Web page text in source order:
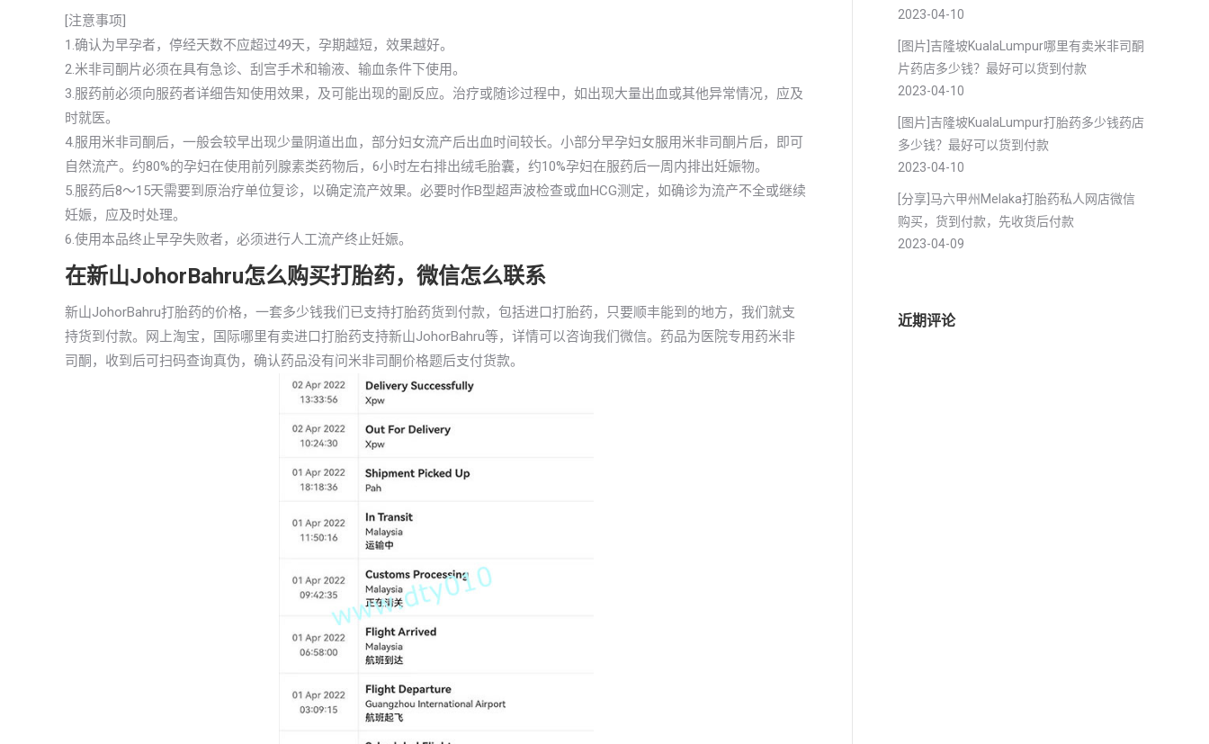
[注意事项]
1.确认为早孕者，停经天数不应超过49天，孕期越短，效果越好。
2.米非司酮片必须在具有急诊、刮宫手术和输液、输血条件下使用。
3.服药前必须向服药者详细告知使用效果，及可能出现的副反应。治疗或随诊过程中，如出现大量出血或其他异常情况，应及
时就医。
4.服用米非司酮后，一般会较早出现少量阴道出血，部分妇女流产后出血时间较长。小部分早孕妇女服用米非司酮片后，即可
自然流产。约80%的孕妇在使用前列腺素类药物后，6小时左右排出绒毛胎囊，约10%孕妇在服药后一周内排出妊娠物。
5.服药后8～15天需要到原治疗单位复诊，以确定流产效果。必要时作B型超声波检查或血HCG测定，如确诊为流产不全或继续
妊娠，应及时处理。
6.使用本品终止早孕失败者，必须进行人工流产终止妊娠。
在新山JohorBahru怎么购买打胎药，微信怎么联系
新山JohorBahru打胎药的价格，一套多少钱我们已支持打胎药货到付款，包括进口打胎药，只要顺丰能到的地方，我们就支
持货到付款。网上淘宝，国际哪里有卖进口打胎药支持新山JohorBahru等，详情可以咨询我们微信。药品为医院专用药米非
司酮，收到后可扫码查询真伪，确认药品没有问米非司酮价格题后支付货款。
2023-04-10
[图片]吉隆坡KualaLumpur哪里有卖米非司酮
片药店多少钱？最好可以货到付款
2023-04-10
[图片]吉隆坡KualaLumpur打胎药多少钱药店
多少钱？最好可以货到付款
2023-04-10
[分享]马六甲州Melaka打胎药私人网店微信
购买，货到付款，先收货后付款
2023-04-09
近期评论